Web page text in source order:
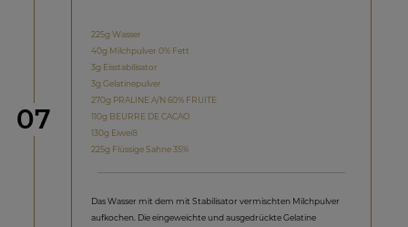
Schritt
07
225g Wasser
40g Milchpulver 0% Fett
3g Eisstabilisator
3g Gelatinepulver
270g PRALINE A/N 60% FRUITE
110g BEURRE DE CACAO
130g Eiweiß
225g Flüssige Sahne 35%
Das Wasser mit dem mit Stabilisator vermischten Milchpulver
aufkochen. Die eingeweichte und ausgedrückte Gelatine